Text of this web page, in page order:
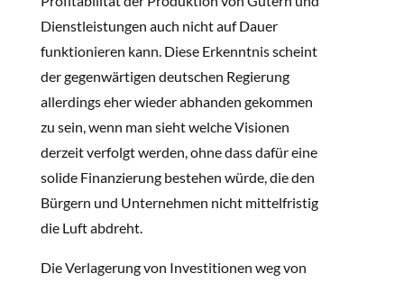
Dienstleistungen auch nicht auf Dauer
funktionieren kann. Diese Erkenntnis scheint
der gegenwärtigen deutschen Regierung
allerdings eher wieder abhanden gekommen
zu sein, wenn man sieht welche Visionen
derzeit verfolgt werden, ohne dass dafür eine
solide Finanzierung bestehen würde, die den
Bürgern und Unternehmen nicht mittelfristig
die Luft abdreht.
Die Verlagerung von Investitionen weg von